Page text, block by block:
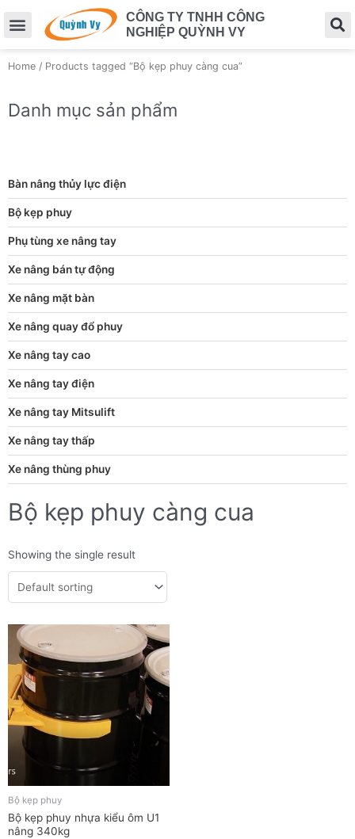
CÔNG TY TNHH CÔNG
NGHIỆP QUỲNH VY
Home / Products tagged “Bộ kẹp phuy càng cua”
Danh mục sản phẩm
Bàn nâng thủy lực điện
Bộ kẹp phuy
Phụ tùng xe nâng tay
Xe nâng bán tự động
Xe nâng mặt bàn
Xe nâng quay đổ phuy
Xe nâng tay cao
Xe nâng tay điện
Xe nâng tay Mitsulift
Xe nâng tay thấp
Xe nâng thùng phuy
Bộ kẹp phuy càng cua
Showing the single result
Bộ kẹp phuy
Bộ kẹp phuy nhựa kiểu ôm U1
nâng 340kg